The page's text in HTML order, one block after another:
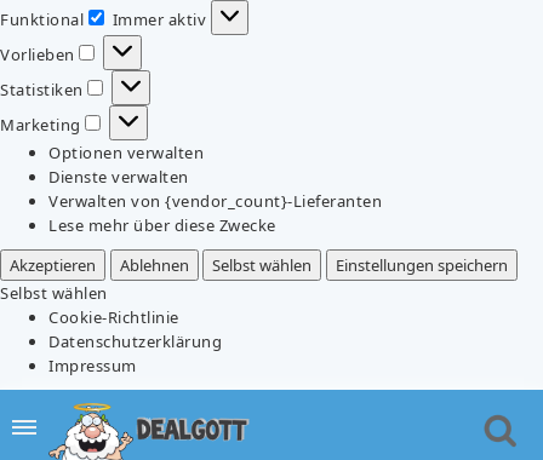
Funktional
Funktional
Immer aktiv
Vorlieben
Vorlieben
Statistiken
Statistiken
Marketing
Marketing
Optionen verwalten
Dienste verwalten
Verwalten von {vendor_count}-Lieferanten
Lese mehr über diese Zwecke
Akzeptieren
Ablehnen Selbst wählen
Einstellungen speichern
Selbst wählen
Cookie-Richtlinie
Datenschutzerklärung
Impressum